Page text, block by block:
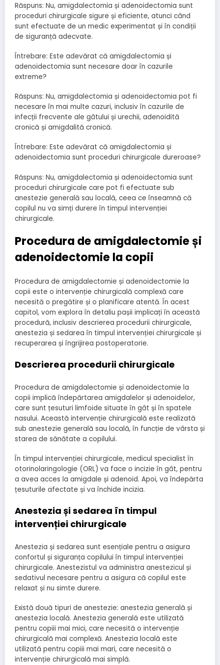
Răspuns: Nu, amigdalectomia și adenoidectomia sunt
proceduri chirurgicale sigure și eficiente, atunci când
sunt efectuate de un medic experimentat și în condiții
de siguranță adecvate.
Întrebare: Este adevărat că amigdalectomia și
adenoidectomia sunt necesare doar în cazurile
extreme?
Răspuns: Nu, amigdalectomia și adenoidectomia pot fi
necesare în mai multe cazuri, inclusiv în cazurile de
infecții frecvente ale gâtului și urechii, adenoidită
cronică și amigdalită cronică.
Întrebare: Este adevărat că amigdalectomia și
adenoidectomia sunt proceduri chirurgicale dureroase?
Răspuns: Nu, amigdalectomia și adenoidectomia sunt
proceduri chirurgicale care pot fi efectuate sub
anestezie generală sau locală, ceea ce înseamnă că
copilul nu va simți durere în timpul intervenției
chirurgicale.
Procedura de amigdalectomie și
adenoidectomie la copii
Procedura de amigdalectomie și adenoidectomie la
copii este o intervenție chirurgicală complexă care
necesită o pregătire și o planificare atentă. În acest
capitol, vom explora în detaliu pașii implicați în această
procedură, inclusiv descrierea procedurii chirurgicale,
anestezia și sedarea în timpul intervenției chirurgicale și
recuperarea și îngrijirea postoperatorie.
Descrierea procedurii chirurgicale
Procedura de amigdalectomie și adenoidectomie la
copii implică îndepărtarea amigdalelor și adenoidelor,
care sunt țesuturi limfoide situate în gât și în spatele
nasului. Această intervenție chirurgicală este realizată
sub anestezie generală sau locală, în funcție de vârsta și
starea de sănătate a copilului.
În timpul intervenției chirurgicale, medicul specialist în
otorinolaringologie (ORL) va face o incizie în gât, pentru
a avea acces la amigdale și adenoid. Apoi, va îndepărta
țesuturile afectate și va închide incizia.
Anestezia și sedarea în timpul
intervenției chirurgicale
Anestezia și sedarea sunt esențiale pentru a asigura
confortul și siguranța copilului în timpul intervenției
chirurgicale. Anestezistul va administra anestezicul și
sedativul necesare pentru a asigura că copilul este
relaxat și nu simte durere.
Există două tipuri de anestezie: anestezia generală și
anestezia locală. Anestezia generală este utilizată
pentru copiii mai mici, care necesită o intervenție
chirurgicală mai complexă. Anestezia locală este
utilizată pentru copiii mai mari, care necesită o
intervenție chirurgicală mai simplă.